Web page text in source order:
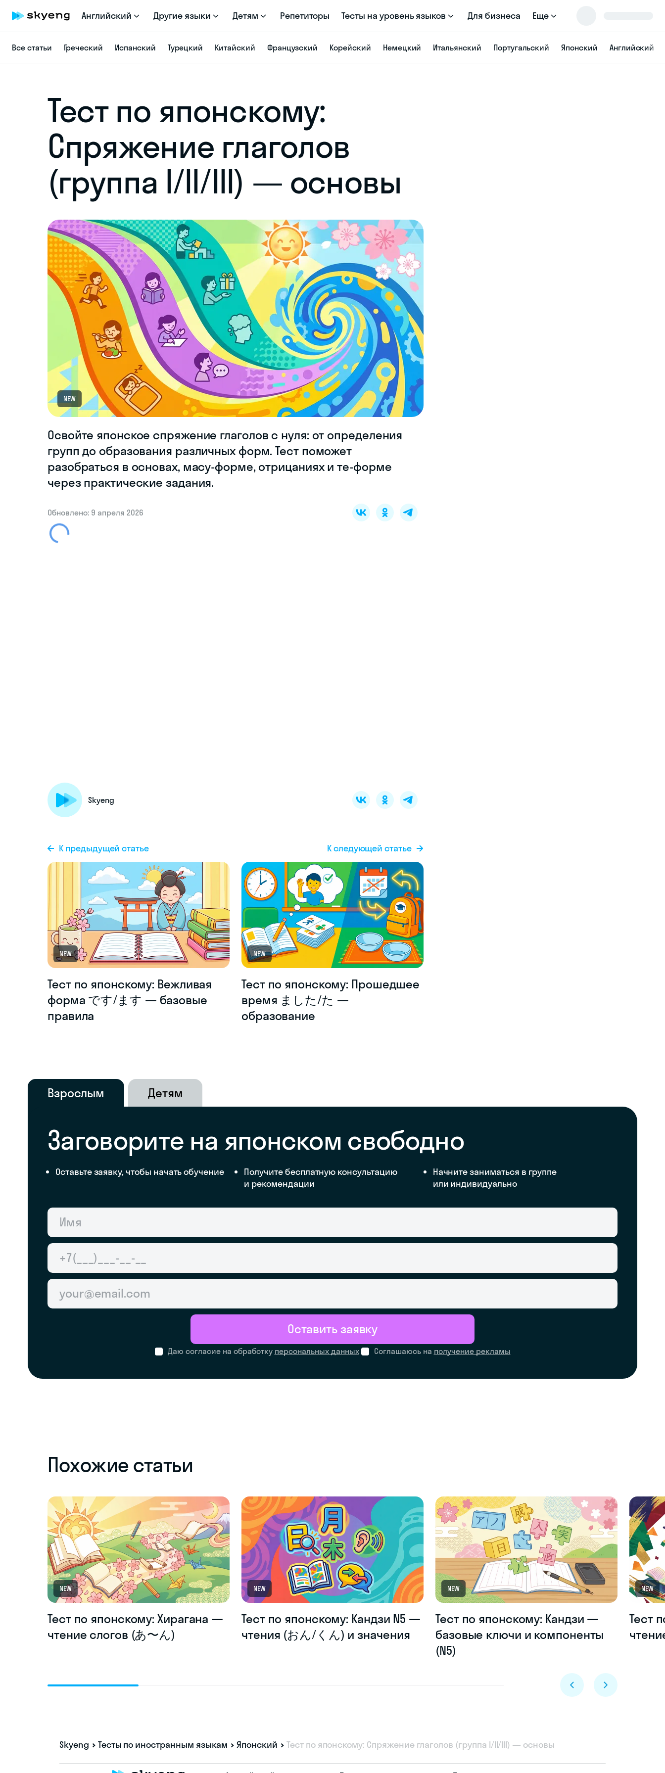
Английский Другие языки Детям Репетиторы Тесты на уровень языков Для бизнеса Еще
Все статьи Греческий Испанский Турецкий Китайский Французский Корейский Немецкий Итальянский Португальский Японский Английский
Тест по японскому:
Спряжение глаголов
(группа I/II/III) — основы
NEW
Освойте японское спряжение глаголов с нуля: от определения
групп до образования различных форм. Тест поможет
разобраться в основах, масу-форме, отрицаниях и те-форме
через практические задания.
Обновлено: 9 апреля 2026
Skyeng
К предыдущей статье
NEW
Тест по японскому: Вежливая
форма です/ます — базовые
правила
К следующей статье
NEW
Тест по японскому: Прошедшее
время ました/た —
образование
Взрослым Детям
Заговорите на японском свободно
Оставьте заявку, чтобы начать обучение
Получите бесплатную консультацию
и рекомендации
Начните заниматься в группе
или индивидуально
Даю согласие на обработку персональных данных Соглашаюсь на получение рекламы
Оставить заявку
Похожие статьи
NEW
Тест по японскому: Хирагана —
чтение слогов (あ〜ん)
NEW
Тест по японскому: Кандзи N5 —
чтения (おん/くん) и значения
NEW
Тест по японскому: Кандзи —
базовые ключи и компоненты
(N5)
NEW
Тест
Skyeng Тесты по иностранным языкам Японский Тест по японскому: Спряжение глаголов (группа I/II/III) — основы